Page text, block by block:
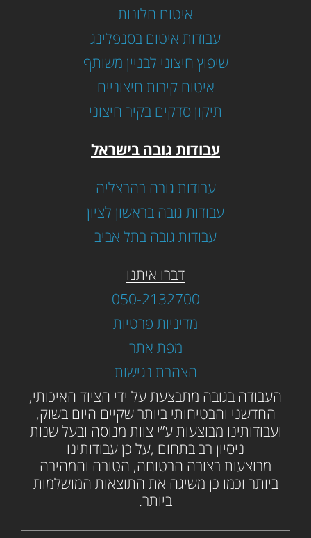
איטום חלונות
עבודות איטום בסנפלינג
שיפוץ חיצוני לבניין משותף
איטום קירות חיצוניים
תיקון סדקים בקיר חיצוני
עבודות גובה בישראל
עבודות גובה בהרצליה
עבודות גובה בראשון לציון
עבודות גובה בתל אביב
דברו איתנו
050-2132700
מדיניות פרטיות
מפת אתר
הצהרת נגישות
העבודה בגובה מתבצעת על ידי הציוד האיכותי,
החדשני והבטיחותי ביותר שקיים היום בשוק,
ועבודותינו מבוצעות ע”י צוות מנוסה ובעל שנות
ניסיון רב בתחום ,על כן עבודותינו
מבוצעות בצורה הבטוחה, הטובה והמהירה
ביותר וכמו כן משיגה את התוצאות המושלמות
ביותר.